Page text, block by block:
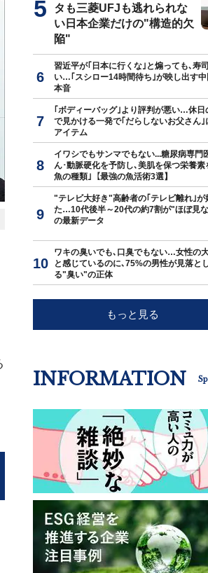
タも三菱UFJも逃れられな
い日本企業だけの"構造的欠
陥"
習近平が｢日本に行くな｣と煽っても､寿
い…｢スシロー14時間待ち｣が映し出す
本音
｢ボディーバッグ｣より評判が悪い…休日
で見かける一発で｢だらしないお父さん｣
アイテム
イワシでもサンマでもない...糖尿病専門
ん･動脈硬化を予防し､美肌を保つ栄養素
魚の種類｣【最強の魚活術3選】
"テレビ大好き"高齢者の｢テレビ離れ｣が
た…10代後半～20代の約7割が"ほぼ見
の最新データ
ワキの臭いでも､口臭でもない…女性の
と感じているのに､75%の男性が見落と
る"臭い"の正体
もっと見る
INFORMATION